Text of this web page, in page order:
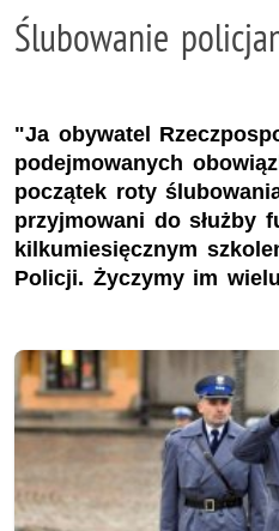
Ślubowanie
"Ja obywatel
podejmowanych
początek roty
przyjmowani do służby
kilkumiesięcznym
Policji. Życzymy im